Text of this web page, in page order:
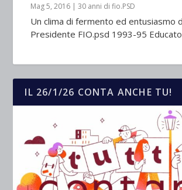
Mag 5, 2016 |30 anni di fio.PSD
Un clima di fermento ed entusiasmo
Presidente FIO.psd 1993-95
IL 26/1/26 CONTA ANCHE TU!